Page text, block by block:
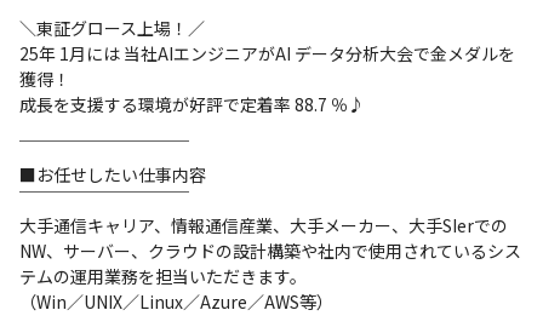
＼東証グロース上場！／
25年 1月には 当社AIエンジニアがAI データ分析大会で金メダルを
獲得！
成長を支援する環境が好評で定着率 88.7 ％♪
￣￣￣￣￣￣￣￣￣￣
■お任せしたい仕事内容
￣￣￣￣￣￣￣￣￣￣
大手通信キャリア、情報通信産業、大手メーカー、大手SIerでの
NW、サーバー、クラウドの設計構築や社内で使用されているシス
テムの運用業務を担当いただきます。
（Win／UNIX／Linux／Azure／AWS等）